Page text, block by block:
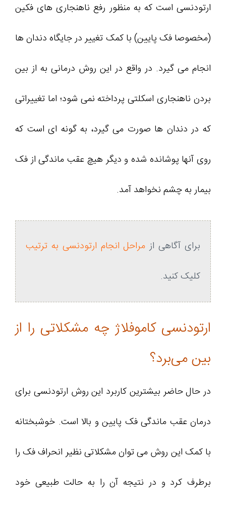
ارتودنسی است که به منظور رفع ناهنجاری های فکین
(مخصوصا فک پایین) با کمک تغییر در جایگاه دندان ها
انجام می گیرد. در واقع در این روش درمانی به از بین
بردن ناهنجاری اسکلتی پرداخته نمی شود؛ اما تغییراتی
که در دندان ها صورت می گیرد، به گونه ای است که
روی آنها پوشانده شده و دیگر هیچ عقب ماندگی از فک
بیمار به چشم نخواهد آمد.
برای آگاهی از مراحل انجام ارتودنسی به ترتیب
کلیک کنید.
ارتودنسی کاموفلاژ چه مشکلاتی را از
بین می‌برد؟
در حال حاضر بیشترین کاربرد این روش ارتودنسی برای
درمان عقب ماندگی فک پایین و بالا است. خوشبختانه
با کمک این روش می‌ توان مشکلاتی نظیر انحراف فک را
برطرف کرد و در نتیجه آن را به حالت طبیعی خود